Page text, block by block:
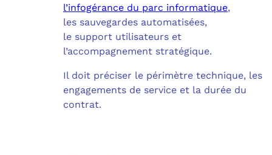
l’infogérance du parc informatique,
les sauvegardes automatisées,
le support utilisateurs et
l’accompagnement stratégique.
Il doit préciser le périmètre technique, les
engagements de service et la durée du
contrat.